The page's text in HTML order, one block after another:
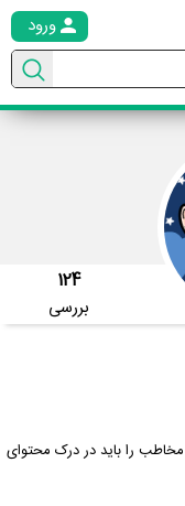
ورود
124
بررسی
را باید در درک محتوای